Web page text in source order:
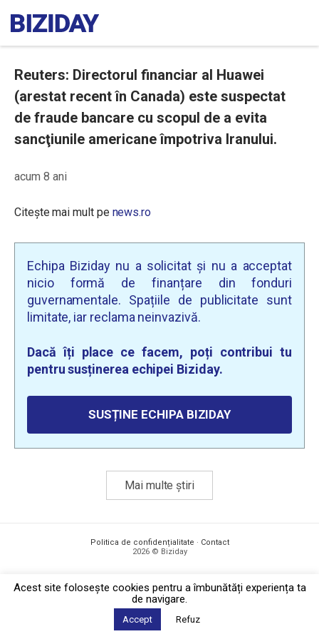
Reuters: Directorul financiar al Huawei
(arestat recent în Canada) este suspectat
de fraude bancare cu scopul de a evita
sancţiunile americane împotriva Iranului.
acum 8 ani
Citește mai mult pe news.ro
Echipa Biziday nu a solicitat și nu a acceptat
nicio formă de finanțare din fonduri
guvernamentale. Spațiile de publicitate sunt
limitate, iar reclama neinvazivă.
Dacă îți place ce facem, poți contribui tu
pentru susținerea echipei Biziday.
SUSȚINE ECHIPA BIZIDAY
Mai multe știri
Politica de confidențialitate · Contact
2026 © Biziday
Acest site foloseşte cookies pentru a îmbunătăți experiența ta
de navigare.
Accept Refuz